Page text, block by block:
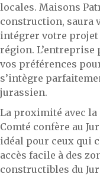
locales. Maisons
construction, saura
intégrer votre projet
région. L’entreprise
vos préférences
s’intègre
jurassien.
La proximité avec la
Comté confère au
idéal pour ceux qui
accès facile à des
constructibles du